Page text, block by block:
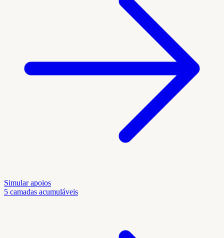
Simular apoios
5 camadas acumuláveis